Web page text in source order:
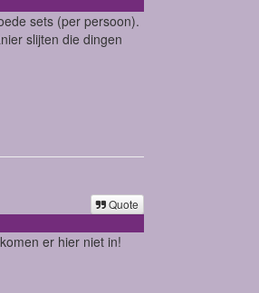
sets (per persoon).
slijten die dingen
Quote
er hier niet in!